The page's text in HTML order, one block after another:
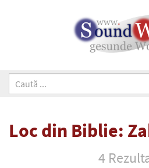
Loc din Biblie:
4